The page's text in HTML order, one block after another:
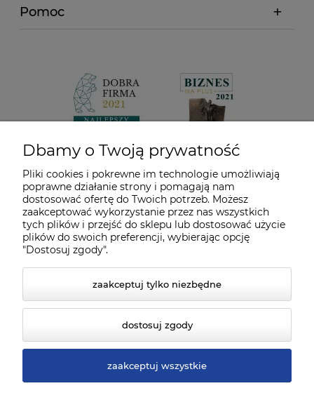
Pomoc
Dbamy o Twoją prywatność
Pliki cookies i pokrewne im technologie umożliwiają
poprawne działanie strony i pomagają nam
dostosować ofertę do Twoich potrzeb. Możesz
zaakceptować wykorzystanie przez nas wszystkich
tych plików i przejść do sklepu lub dostosować użycie
plików do swoich preferencji, wybierając opcję
"Dostosuj zgody".
zaakceptuj tylko niezbędne
dostosuj zgody
zaakceptuj wszystkie